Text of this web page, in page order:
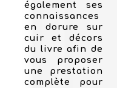
également ses
connaissances
en dorure sur
cuir et décors
du livre afin de
vous proposer
une prestation
complète pour